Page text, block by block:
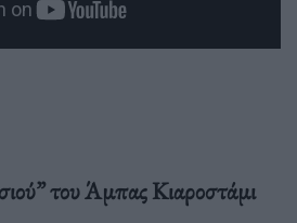
του Άμπας Κιαροστάμι